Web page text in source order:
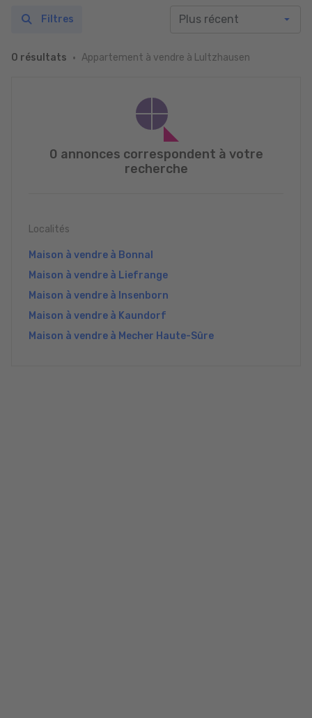
0 résultats Appartement à vendre à Lultzhausen
Filtres
0 annonces correspondent à votre
recherche
Localités
Maison à vendre à Bonnal
Maison à vendre à Liefrange
Maison à vendre à Insenborn
Maison à vendre à Kaundorf
Maison à vendre à Mecher Haute-Sûre